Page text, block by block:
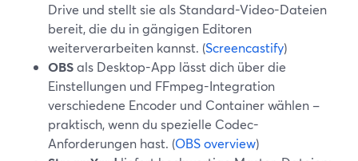
Drive und stellt sie als Standard-Video-Dateien
bereit, die du in gängigen Editoren
weiterverarbeiten kannst. (Screencastify)
OBSals Desktop-App lässt dich über die
Einstellungen und FFmpeg-Integration
verschiedene Encoder und Container wählen –
praktisch, wenn du spezielle Codec-
Anforderungen hast. (OBS overview)